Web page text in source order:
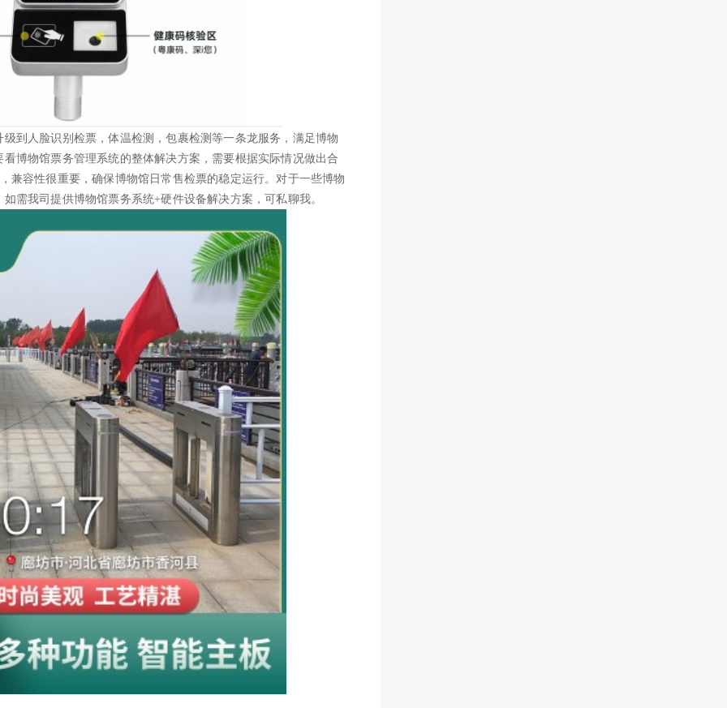
到人脸识别检票，体温检测，包裹检测等一条龙服务，满足博物
博物馆票务管理系统的整体解决方案，需要根据实际情况做出合
兼容性很重要，确保博物馆日常售检票的稳定运行。对于一些博物
需我司提供博物馆票务系统+硬件设备解决方案，可私聊我。